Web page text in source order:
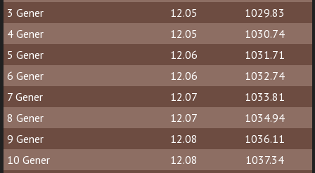
3 Gener
12.05
1029.83
4 Gener
12.05
1030.74
5 Gener
12.06
1031.71
6 Gener
12.06
1032.74
7 Gener
12.07
1033.81
8 Gener
12.07
1034.94
9 Gener
12.08
1036.11
10 Gener
12.08
1037.34